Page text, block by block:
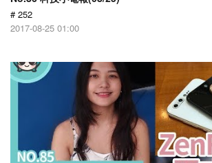
# 252
2017-08-25 01:00